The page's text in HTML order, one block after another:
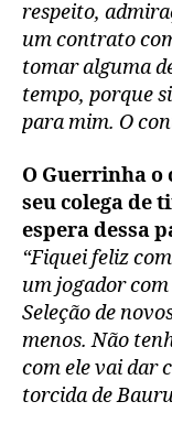
respeito,
um contrato
tomar alguma
tempo, porque
para mim. O
O Guerrinha o
seu colega de
espera dessa
“Fiquei feliz
um jogador
Seleção de
menos. Não
com ele vai dar
torcida de